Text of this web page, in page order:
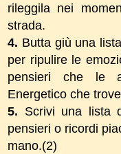
rileggila nei
strada.
4. Butta giù una
per ripulire le
pensieri che le
Energetico che
5. Scrivi una lista
pensieri o ricordi
mano.(2)